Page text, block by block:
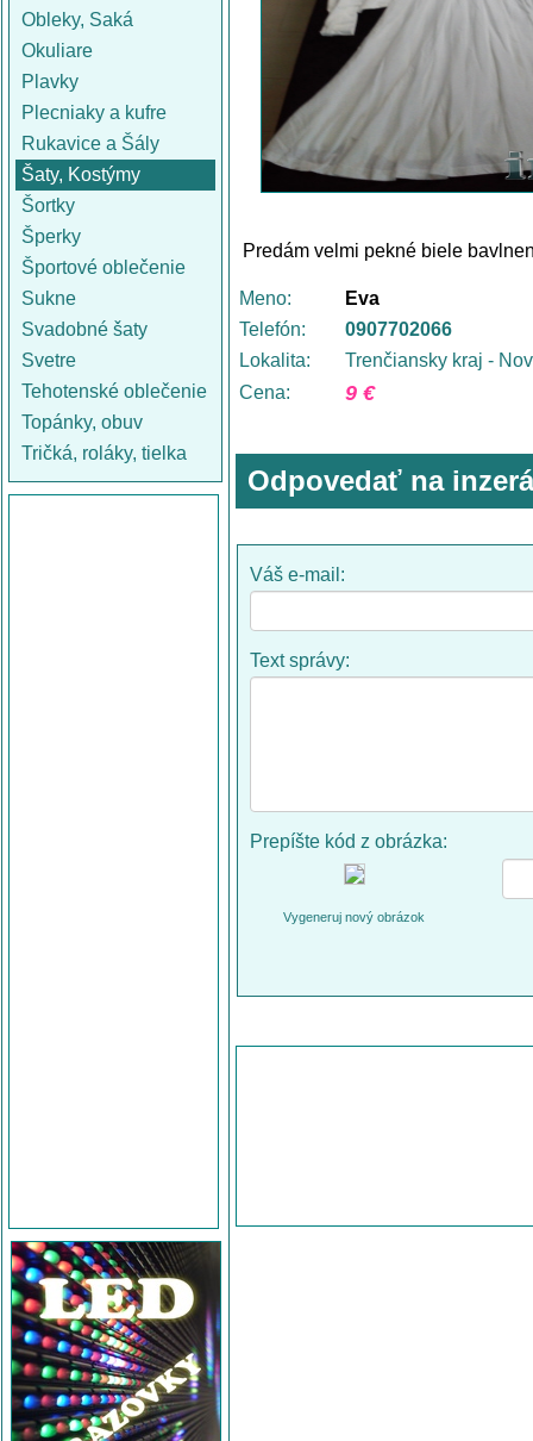
Obleky, Saká
Okuliare
Plavky
Plecniaky a kufre
Rukavice a Šály
Šaty, Kostýmy
Šortky
Šperky
Športové oblečenie
Sukne
Svadobné šaty
Svetre
Tehotenské oblečenie
Topánky, obuv
Tričká, roláky, tielka
Predám velmi pekné biele
Meno:
Eva
Telefón:
0907702066
Lokalita:
Trenčiansky kraj -
Cena:
9 €
Odpovedať na
Váš e-mail:
Text správy:
Prepíšte kód z obrázka:
Vygeneruj nový obrázok